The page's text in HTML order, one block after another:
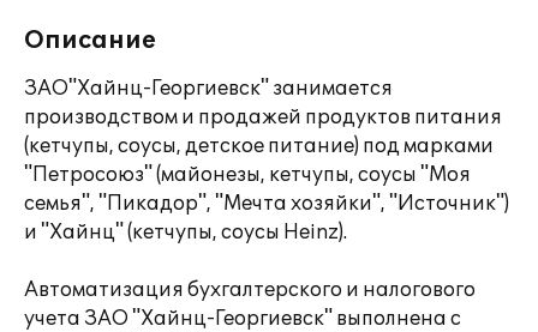
Описание
ЗАО"Хайнц-Георгиевск" занимается
производством и продажей продуктов питания
(кетчупы, соусы, детское питание) под марками
"Петросоюз" (майонезы, кетчупы, соусы "Моя
семья", "Пикадор", "Мечта хозяйки", "Источник")
и "Хайнц" (кетчупы, соусы Heinz).
Автоматизация бухгалтерского и налогового
учета ЗАО "Хайнц-Георгиевск" выполнена с